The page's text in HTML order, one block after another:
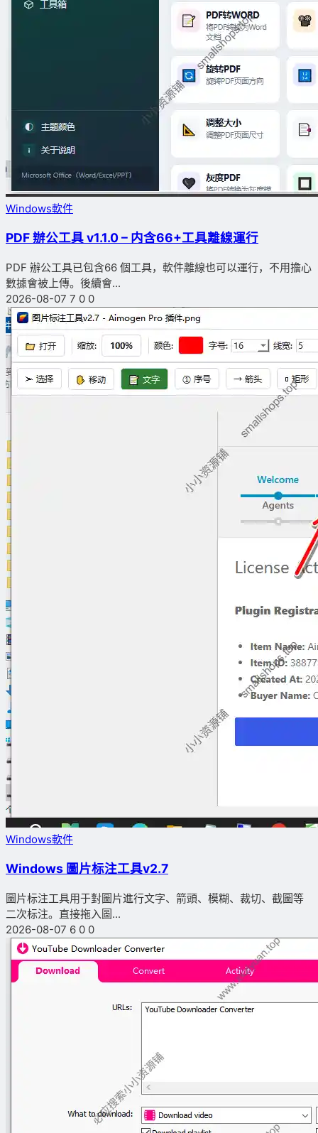
Windows軟件
PDF 辦公工具 v1.1.0 – 内含66+工具離線運行
PDF 辦公工具已包含66 個工具，軟件離線也可以運行，不用擔心
數據會被上傳。後續會...
2026-08-07 7 0 0
Windows軟件
Windows 圖片标注工具v2.7
圖片标注工具用于對圖片進行文字、箭頭、模糊、裁切、截圖等
二次标注。直接拖入圖...
2026-08-07 6 0 0